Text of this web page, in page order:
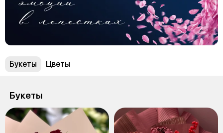
Букеты Цветы
Букеты